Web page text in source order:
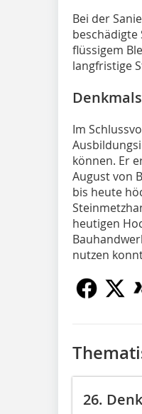
Bei der
flüssigem
langfristige
Im
können. Er
August von
bis heute
heutigen
nutzen
26.